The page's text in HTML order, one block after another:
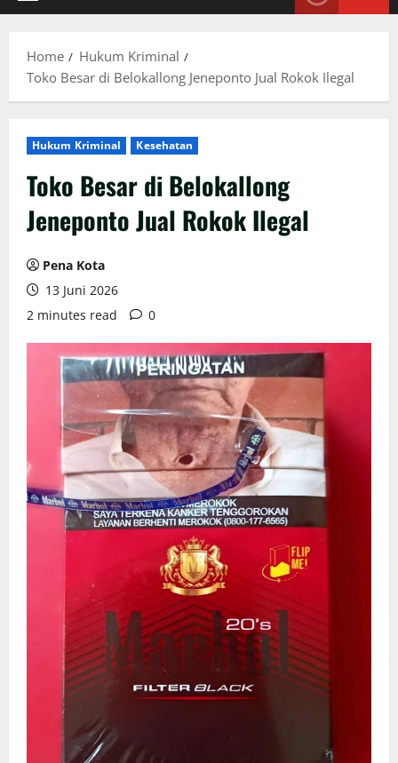
Home
Hukum Kriminal
Toko Besar di Belokallong Jeneponto Jual Rokok Ilegal
Hukum Kriminal Kesehatan
Toko Besar di Belokallong
Jeneponto Jual Rokok Ilegal
Pena Kota
13 Juni 2026
2 minutes read
0